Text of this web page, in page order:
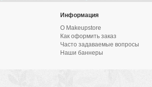
Информация
О Makeupstore
Как оформить заказ
Часто задаваемые вопросы
Наши баннеры